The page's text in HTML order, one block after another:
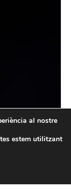
al nostre
estem utilitzant